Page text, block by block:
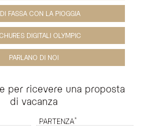
FASSA CON LA PIOGGIA
DIGITALI OLYMPIC
PARLANO DI NOI
per ricevere una proposta
di vacanza
PARTENZA*